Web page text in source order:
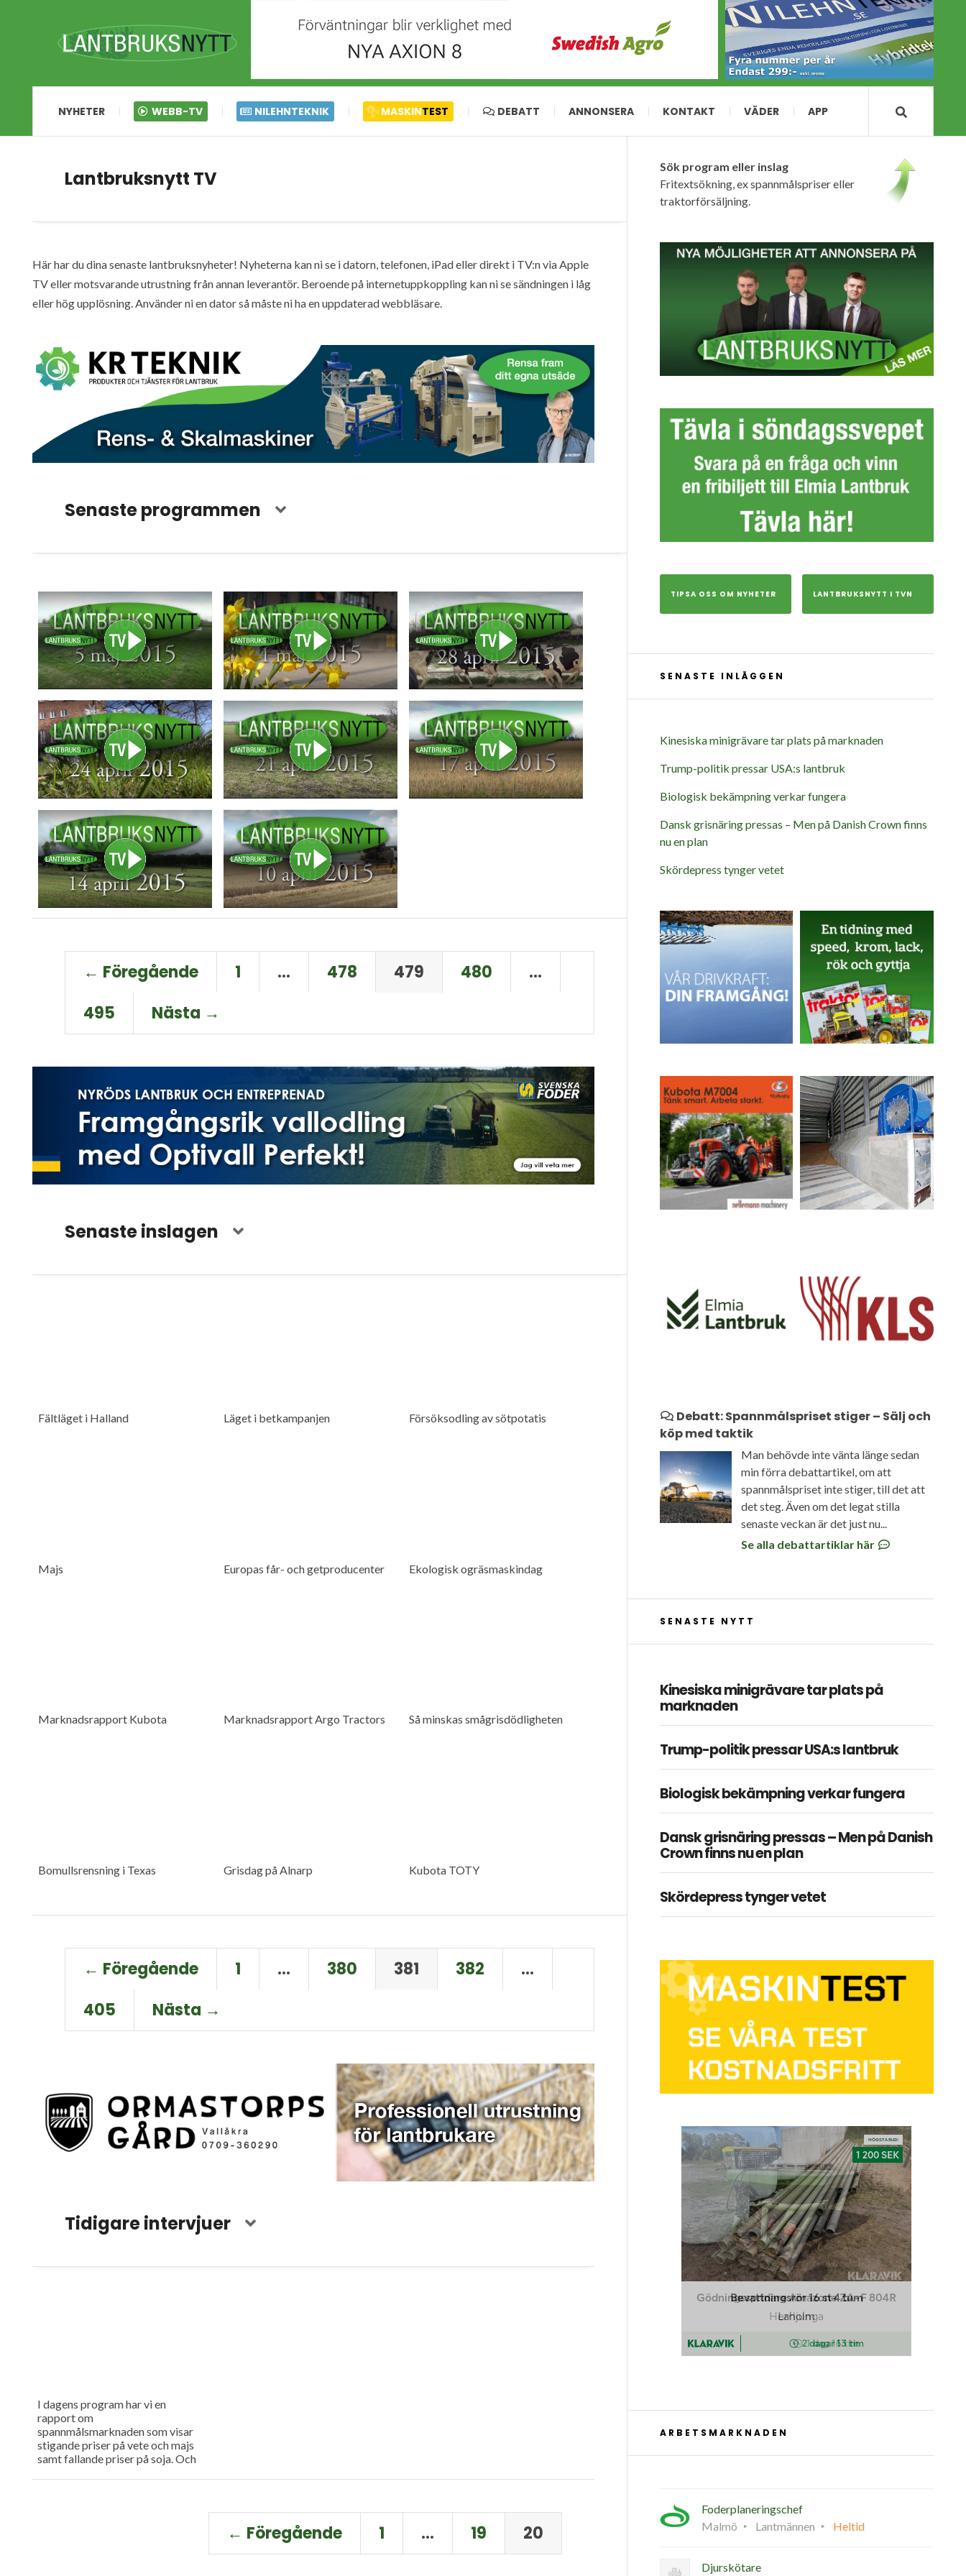
NYHETER WEBB-TV NILEHNTEKNIK MASKINTEST DEBATT ANNONSERA KONTAKT VÄDER APP
Lantbruksnytt TV
Här har du dina senaste lantbruksnyheter! Nyheterna kan ni se i datorn, telefonen, iPad eller direkt i TV:n via Apple
TV eller motsvarande utrustning från annan leverantör. Beroende på internetuppkoppling kan ni se sändningen i låg
eller hög upplösning. Använder ni en dator så måste ni ha en uppdaterad webbläsare.
Senaste programmen
← Föregående 1 … 478 479 480
…
495
Nästa →
Senaste inslagen
Fältläget i Halland Läget i betkampanjen Försöksodling av sötpotatis
Majs Europas får- och getproducenter Ekologisk ogräsmaskindag
Marknadsrapport Kubota Marknadsrapport Argo Tractors Så minskas smågrisdödligheten
Bomullsrensning i Texas Grisdag på Alnarp Kubota TOTY
← Föregående 1 … 380 381 382
…
405
Nästa →
Tidigare intervjuer
I dagens program har vi en
rapport om
spannmålsmarknaden som visar
stigande priser på vete och majs
samt fallande priser på soja. Och
← Föregående 1 … 19 20
Sök program eller inslag
Fritextsökning, ex spannmålspriser eller
traktorförsäljning.
TIPSA OSS OM NYHETER LANTBRUKSNYTT I TVN
SENASTE INLÄGGEN
Kinesiska minigrävare tar plats på marknaden
Trump-politik pressar USA:s lantbruk
Biologisk bekämpning verkar fungera
Dansk grisnäring pressas – Men på Danish Crown finns
nu en plan
Skördepress tynger vetet
Debatt: Spannmålspriset stiger – Sälj och
köp med taktik
Man behövde inte vänta länge sedan
min förra debattartikel, om att
spannmålspriset inte stiger, till det att
det steg. Även om det legat stilla
senaste veckan är det just nu...
Se alla debattartiklar här
SENASTE NYTT
Kinesiska minigrävare tar plats på
marknaden
Trump-politik pressar USA:s lantbruk
Biologisk bekämpning verkar fungera
Dansk grisnäring pressas – Men på Danish
Crown finns nu en plan
Skördepress tynger vetet
ARBETSMARKNADEN
Foderplaneringschef
Malmö
Lantmännen Heltid
Djurskötare